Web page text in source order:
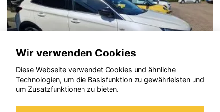
Wir verwenden Cookies
Diese Webseite verwendet Cookies und ähnliche
Technologien, um die Basisfunktion zu gewährleisten und
um Zusatzfunktionen zu bieten.